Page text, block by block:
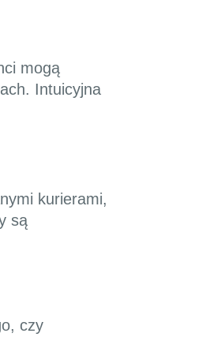
mogą
Intuicyjna
kurierami,
są
czy